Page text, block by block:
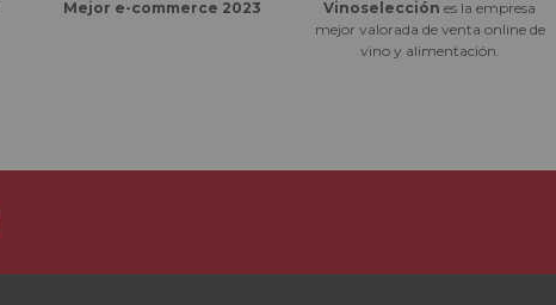
Mejor e-commerce 2023 Vinoselección es la empresa
mejor valorada de venta online de
vino y alimentación.